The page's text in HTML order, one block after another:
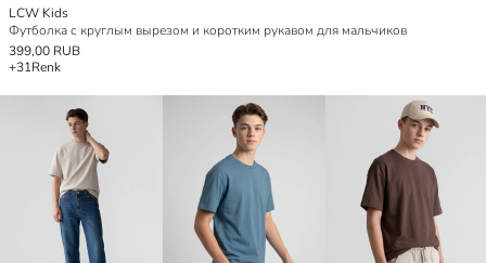
LCW Kids
Футболка с круглым вырезом и коротким рукавом для мальчиков
399,00 RUB
+31Renk